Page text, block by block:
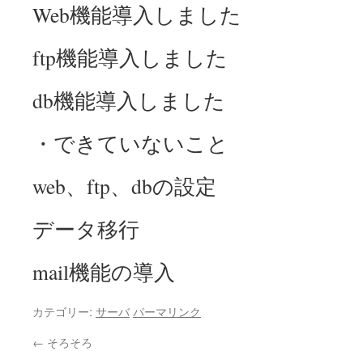
Web機能導入しました
ftp機能導入しました
db機能導入しました
・できていないこと
web、ftp、dbの設定
データ移行
mail機能の導入
カテゴリー: サーバ パーマリンク
← そろそろ